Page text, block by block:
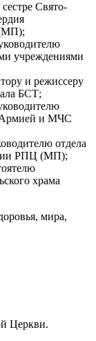
Свято-
учреждениями
и режиссеру
БСТ;
Армией и МЧС
отдела
РПЦ (МП);
храма
мира,
Церкви.